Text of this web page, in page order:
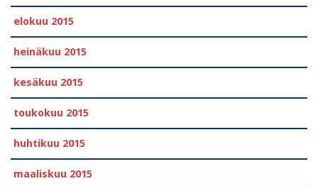
elokuu 2015
heinäkuu 2015
kesäkuu 2015
toukokuu 2015
huhtikuu 2015
maaliskuu 2015